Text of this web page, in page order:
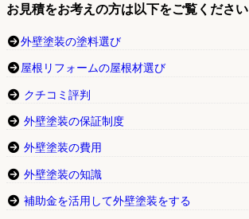
お見積をお考えの方は以下をご覧ください
外壁塗装の塗料選び
屋根リフォームの屋根材選び
クチコミ評判
外壁塗装の保証制度
外壁塗装の費用
外壁塗装の知識
補助金を活用して外壁塗装をする